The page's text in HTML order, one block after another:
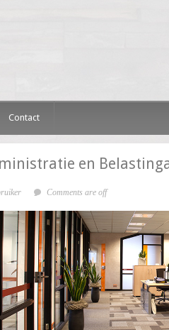
Contact
en
Comments are off